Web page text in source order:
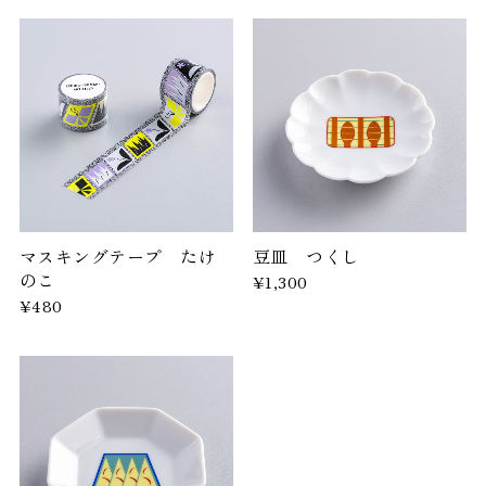
マスキングテープ たけ
のこ
¥480
豆皿 つくし
¥1,300